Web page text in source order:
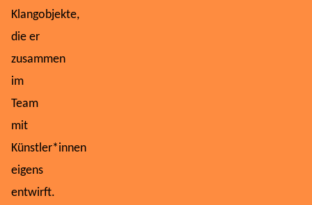
Klangobjekte,
die er
zusammen
im
Team
mit
Künstler*innen
eigens
entwirft.